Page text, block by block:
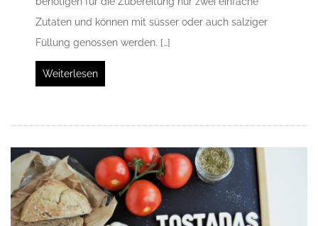
Zutaten und können mit süsser oder auch salziger
Füllung genossen werden. […]
Weiterlesen